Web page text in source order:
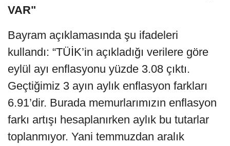
VAR"
Bayram açıklamasında şu ifadeleri
kullandı: “TÜİK’in açıkladığı verilere göre
eylül ayı enflasyonu yüzde 3.08 çıktı.
Geçtiğimiz 3 ayın aylık enflasyon farkları
6.91’dir. Burada memurlarımızın enflasyon
farkı artışı hesaplanırken aylık bu tutarlar
toplanmıyor. Yani temmuzdan aralık